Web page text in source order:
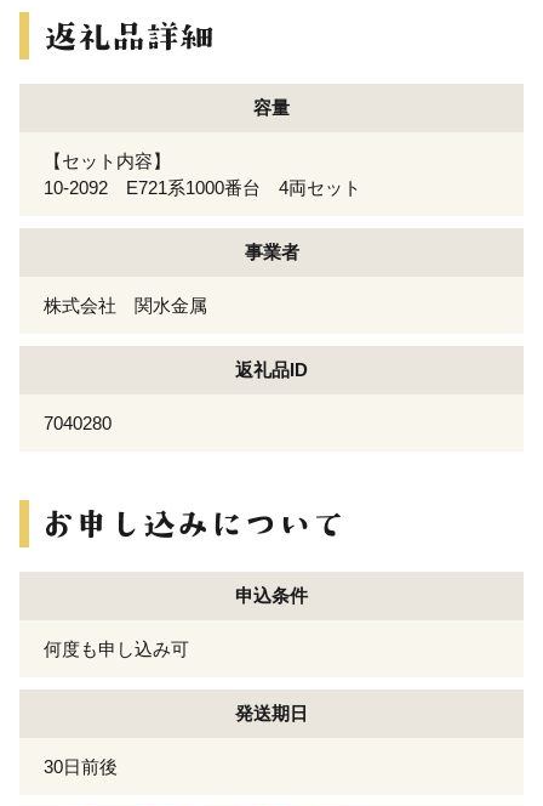
容量
【セット内容】
10-2092 E721系1000番台 4両セット
事業者
株式会社 関水金属
返礼品ID
7040280
申込条件
何度も申し込み可
発送期日
30日前後